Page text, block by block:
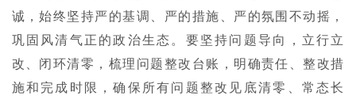
诚，始终坚持严的基调、严的措施、严的氛围不动摇，
巩固风清气正的政治生态。要坚持问题导向，立行立
改、闭环清零，梳理问题整改台账，明确责任、整改措
施和完成时限，确保所有问题整改见底清零、常态长